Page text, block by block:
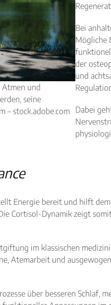
Atmen und
seine
– stock.adobe.com
Bei
Mögliche
der
und
Dabei
Energie bereit und hilft
Cortisol-Dynamik zeigt
im klassischen
Atemarbeit und
über besseren Schlaf,